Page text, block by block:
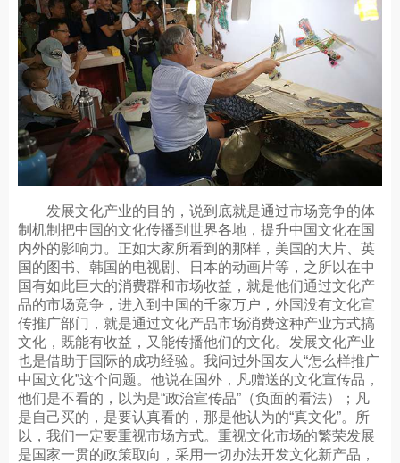
发展文化产业的目的，说到底就是通过市场竞争的体
制机制把中国的文化传播到世界各地，提升中国文化在国
内外的影响力。正如大家所看到的那样，美国的大片、英
国的图书、韩国的电视剧、日本的动画片等，之所以在中
国有如此巨大的消费群和市场收益，就是他们通过文化产
品的市场竞争，进入到中国的千家万户，外国没有文化宣
传推广部门，就是通过文化产品市场消费这种产业方式搞
文化，既能有收益，又能传播他们的文化。发展文化产业
也是借助于国际的成功经验。我问过外国友人“怎么样推广
中国文化”这个问题。他说在国外，凡赠送的文化宣传品，
他们是不看的，以为是“政治宣传品”（负面的看法）；凡
是自己买的，是要认真看的，那是他认为的“真文化”。所
以，我们一定要重视市场方式。重视文化市场的繁荣发展
是国家一贯的政策取向，采用一切办法开发文化新产品，